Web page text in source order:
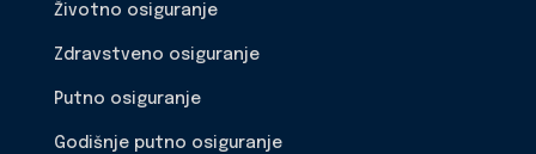
Životno osiguranje
Zdravstveno osiguranje
Putno osiguranje
Godišnje putno osiguranje